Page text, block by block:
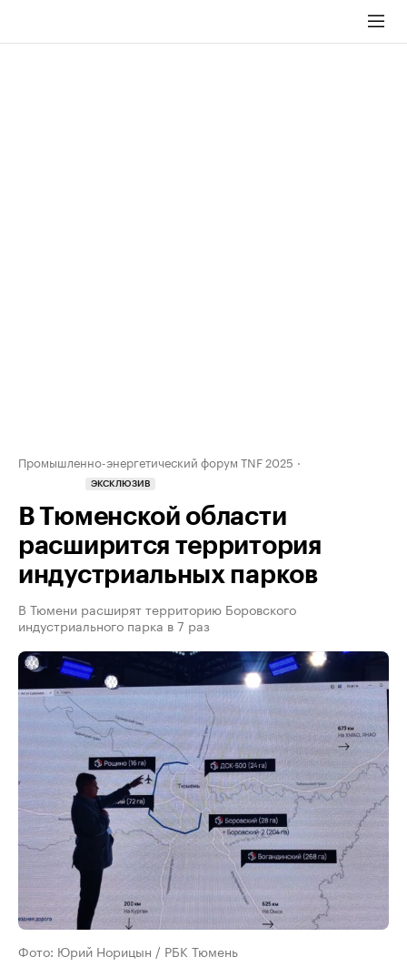
Промышленно-энергетический форум TNF 2025
ЭКСКЛЮЗИВ
В Тюменской области
расширится территория
индустриальных парков
В Тюмени расширят территорию Боровского
индустриального парка в 7 раз
Фото: Юрий Норицын / РБК Тюмень